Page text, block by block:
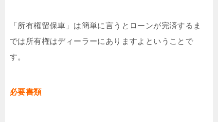
「所有権留保車」は簡単に言うとローンが完済するま
では所有権はディーラーにありますよということで
す。
必要書類